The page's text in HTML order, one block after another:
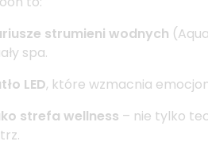
strumieni wodnych
spa.
LED, które wzmacnia
strefa wellness – nie tylko